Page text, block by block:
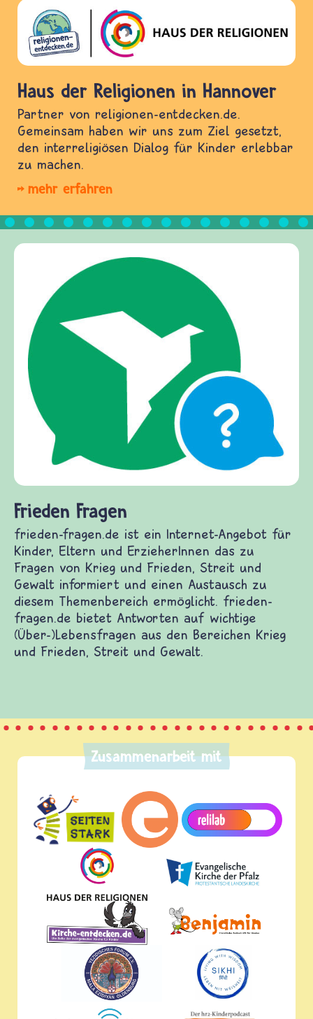
Haus der Religionen in Hannover
Partner von religionen-entdecken.de.
Gemeinsam haben wir uns zum Ziel gesetzt,
den interreligiösen Dialog für Kinder erlebbar
zu machen.
mehr erfahren
Frieden Fragen
frieden-fragen.de ist ein Internet-Angebot für
Kinder, Eltern und ErzieherInnen das zu
Fragen von Krieg und Frieden, Streit und
Gewalt informiert und einen Austausch zu
diesem Themenbereich ermöglicht. frieden-
fragen.de bietet Antworten auf wichtige
(Über-)Lebensfragen aus den Bereichen Krieg
und Frieden, Streit und Gewalt.
Zusammenarbeit mit